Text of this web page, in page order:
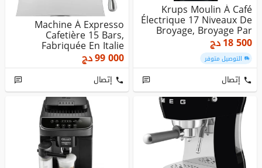
Krups Moulin À Café
Électrique 17 Niveaux De
Broyage, Broyage Par
Meu...
18 500دج
التوصيل متوفر
إتصال
Machine À Expresso
Cafetière 15 Bars,
Fabriquée En Italie
Design Rétro...
99 000دج
إتصال